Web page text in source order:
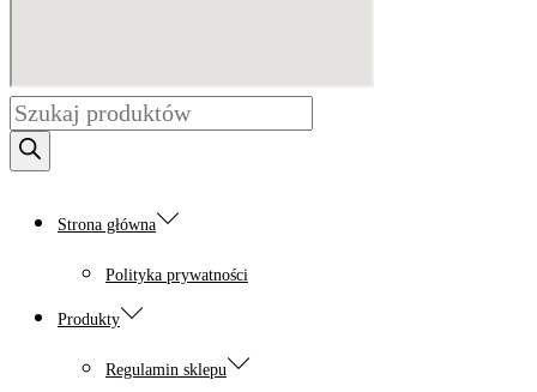
Wyszukiwarka
produktów
Strona główna
Polityka prywatności
Produkty
Regulamin sklepu